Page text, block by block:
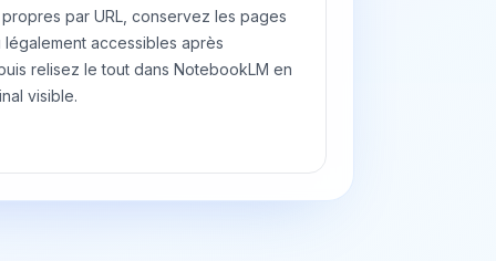
par URL, conservez les pages
accessibles après
relisez le tout dans NotebookLM en
visible.